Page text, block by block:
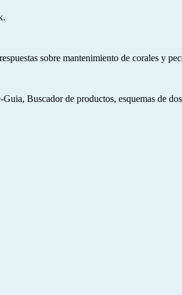
sobre mantenimiento de corales y
Buscador de productos, esquemas de